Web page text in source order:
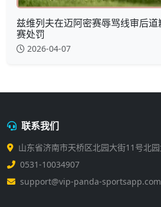
兹维列夫在迈阿密赛辱骂线审后道
赛处罚
2026-04-07
联系我们
山东省济南市天桥区北园大街11号北
0531-10034907
support@vip-panda-sportsapp.com